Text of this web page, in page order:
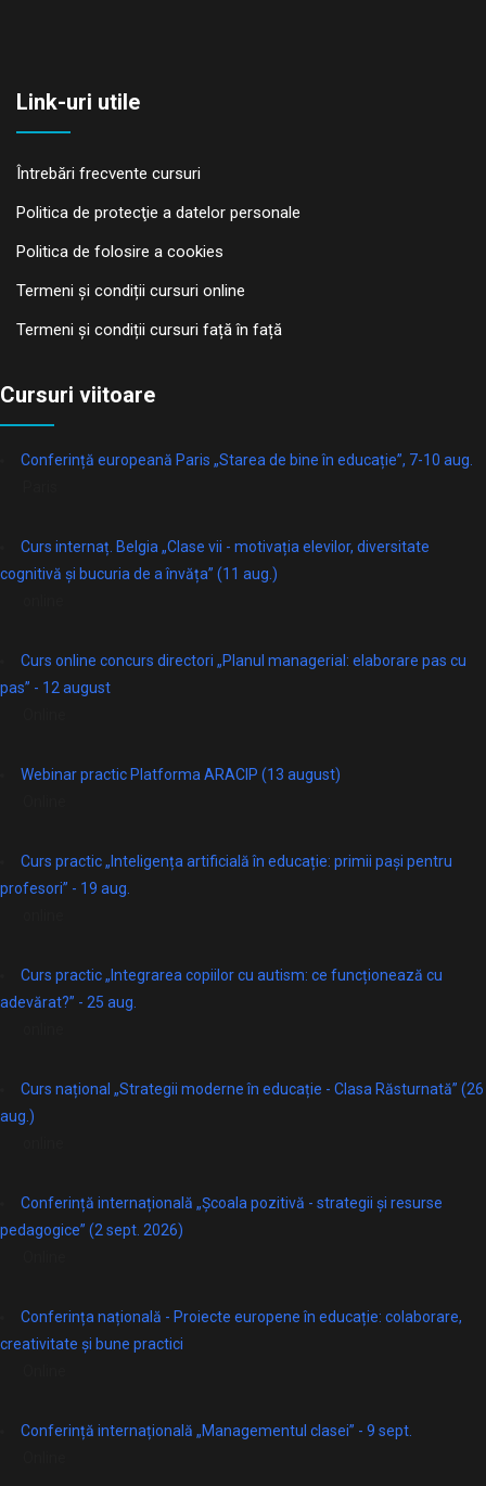
Link-uri utile
Întrebări frecvente cursuri
Politica de protecţie a datelor personale
Politica de folosire a cookies
Termeni și condiții cursuri online
Termeni și condiții cursuri față în față
Cursuri viitoare
Conferință europeană Paris „Starea de bine în educație”, 7-10 aug.
Curs internaț. Belgia „Clase vii - motivația elevilor, diversitate
cognitivă și bucuria de a învăța” (11 aug.)
Curs online concurs directori „Planul managerial: elaborare pas cu
pas” - 12 august
Webinar practic Platforma ARACIP (13 august)
Curs practic „Inteligența artificială în educație: primii pași pentru
profesori” - 19 aug.
Curs practic „Integrarea copiilor cu autism: ce funcționează cu
adevărat?” - 25 aug.
Curs național „Strategii moderne în educație - Clasa Răsturnată” (26
aug.)
Conferință internațională „Școala pozitivă - strategii și resurse
pedagogice” (2 sept. 2026)
Conferința națională - Proiecte europene în educație: colaborare,
creativitate și bune practici
Conferință internațională „Managementul clasei” - 9 sept.